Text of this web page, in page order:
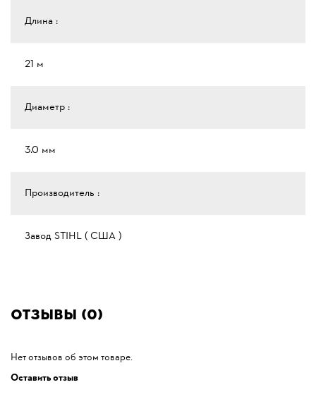
Длина :
21 м
Диаметр :
3.0 мм
Производитель :
Завод STIHL ( США )
Отзывы (0)
Нет отзывов об этом товаре.
Оставить отзыв